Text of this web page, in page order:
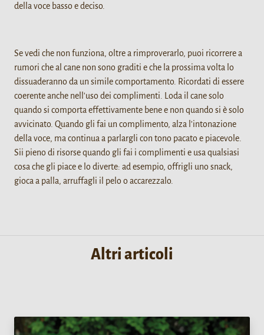
della voce basso e deciso.
Se vedi che non funziona, oltre a rimproverarlo, puoi ricorrere a
rumori che al cane non sono graditi e che la prossima volta lo
dissuaderanno da un simile comportamento. Ricordati di essere
coerente anche nell'uso dei complimenti. Loda il cane solo
quando si comporta effettivamente bene e non quando si è solo
avvicinato. Quando gli fai un complimento, alza l'intonazione
della voce, ma continua a parlargli con tono pacato e piacevole.
Sii pieno di risorse quando gli fai i complimenti e usa qualsiasi
cosa che gli piace e lo diverte: ad esempio, offrigli uno snack,
gioca a palla, arruffagli il pelo o accarezzalo.
Altri articoli